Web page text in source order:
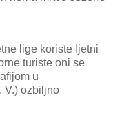
lige koriste ljetni
turiste oni se
u
V.) ozbiljno